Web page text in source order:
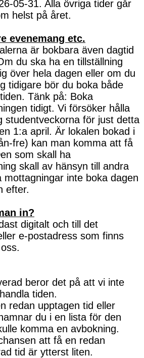
05-31. Alla övriga tider går
helst på året.
evenemang etc.
är bokbara även dagtid
du ska ha en tillställning
över hela dagen eller om du
tidigare bör du boka både
Tänk på: Boka
tidigt. Vi försöker hålla
studentveckorna för just detta
1:a april. Är lokalen bokad i
fre) kan man komma att få
som skall ha
skall av hänsyn till andra
mottagningar inte boka dagen
efter.
in?
digitalt och till det
e-postadress som finns
beror det på att vi inte
tiden.
redan upptagen tid eller
du i en lista för den
komma en avbokning.
att få en redan
tid är ytterst liten.